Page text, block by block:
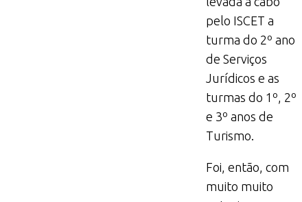
pelo ISCET a
turma do 2º ano
de Serviços
Jurídicos e as
turmas do 1º, 2º
e 3º anos de
Turismo.
Foi, então, com
muito muito